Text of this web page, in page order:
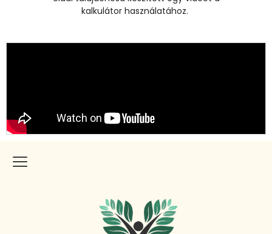
kalkulátor használatához.